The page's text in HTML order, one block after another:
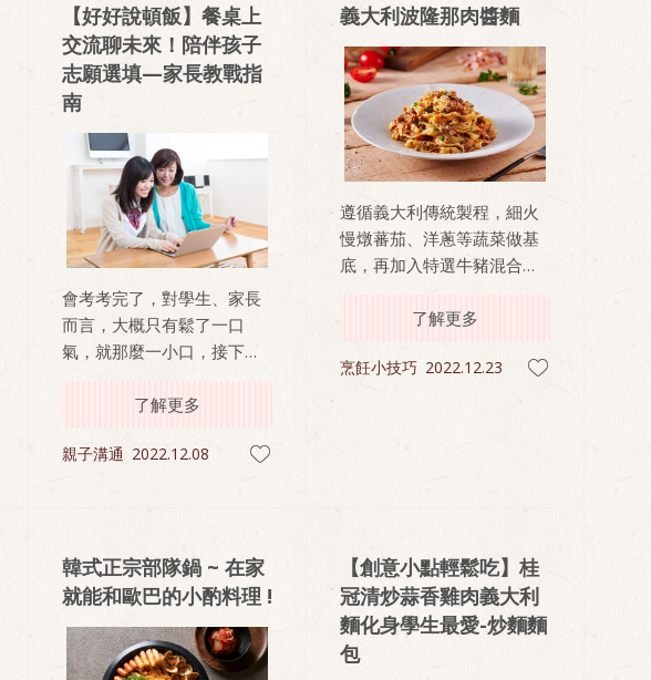
【好好說頓飯】餐桌上
交流聊未來！陪伴孩子
志願選填—家長教戰指
南
會考考完了，對學生、家長
而言，大概只有鬆了一口
氣，就那麼一小口，接下來
就得努力想著要如何喘下一
口氣，因為一個壓力結束又
是另一個壓力開始——如何
選填志願？身為一個專業的
該如何拿捏？畢竟這是孩子
人生第一個重大決定！
了解更多
親子溝通 2022.12.08
義大利波隆那肉醬麵
遵循義大利傳統製程，細火
慢燉蕃茄、洋蔥等蔬菜做基
底，再加入特選牛豬混合絞
肉提升香氣，滋味滿分。 依
循傳統採用義大利寬扁麵，
吸附更多醬汁，風味濃郁富
有層次。與家人同享餐廳級
了解更多
烹飪小技巧 2022.12.23
韓式正宗部隊鍋 ~ 在家
就能和歐巴的小酌料理 !
【創意小點輕鬆吃】桂
冠清炒蒜香雞肉義大利
麵化身學生最愛-炒麵麵
包